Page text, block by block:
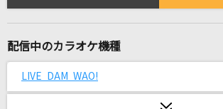
[生音]I for You
配信中のカラオケ機種
LIVE DAM WAO!